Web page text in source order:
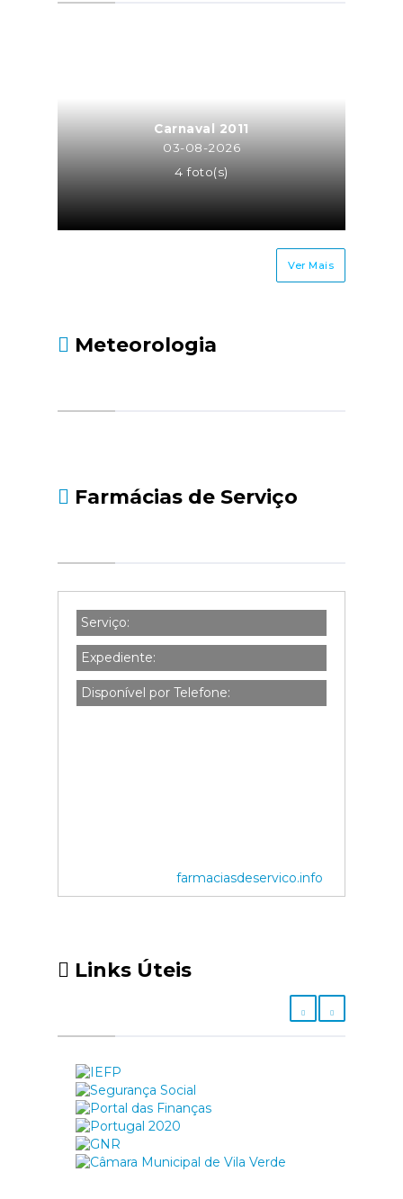
independente é equiparado a
TCO, sendo os seus honorários
recebidos pela atividade
independentes.Até quando
Declaração Modelo 3 de
social.pt/noticias/-/asset_publisher/
Carnaval 2011
03-08-2026
4 foto(s)
Ver Mais
Meteorologia
Farmácias de Serviço
Serviço:
Expediente:
Disponível por Telefone:
farmaciasdeservico.info
Links Úteis